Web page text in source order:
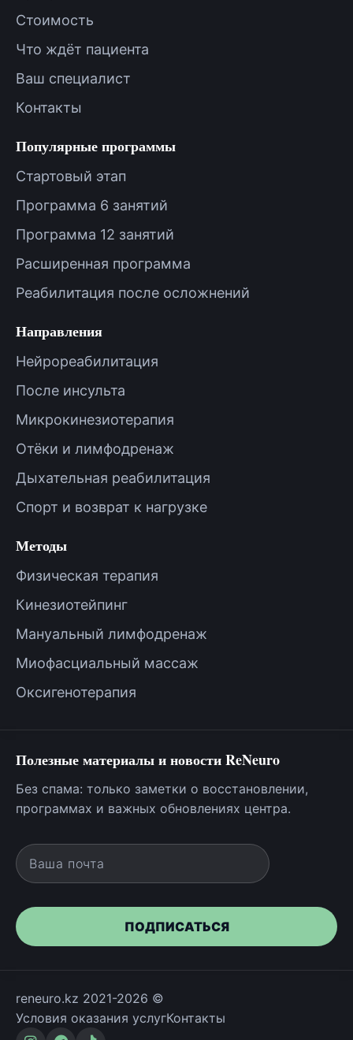
Стоимость
Что ждёт пациента
Ваш специалист
Контакты
Популярные программы
Стартовый этап
Программа 6 занятий
Программа 12 занятий
Расширенная программа
Реабилитация после осложнений
Направления
Нейрореабилитация
После инсульта
Микрокинезиотерапия
Отёки и лимфодренаж
Дыхательная реабилитация
Спорт и возврат к нагрузке
Методы
Физическая терапия
Кинезиотейпинг
Мануальный лимфодренаж
Миофасциальный массаж
Оксигенотерапия
Полезные материалы и новости ReNeuro
Без спама: только заметки о восстановлении,
программах и важных обновлениях центра.
Ваша почта
ПОДПИСАТЬСЯ
reneuro.kz 2021-2026 ©
Условия оказания услугКонтакты